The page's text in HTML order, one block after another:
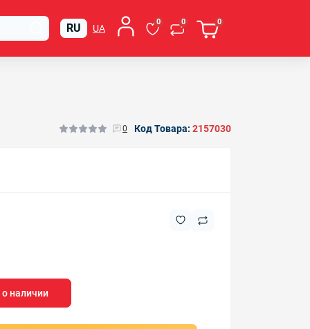
RU UA
0 0 0
0 Код Товара: 2157030
наличии